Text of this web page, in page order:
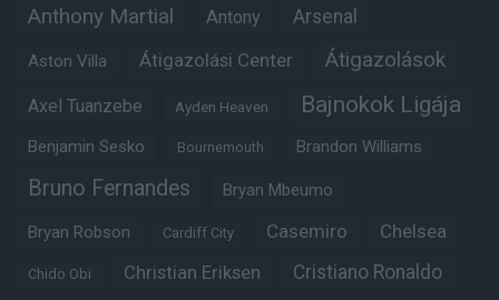
Anthony Martial Antony Arsenal
Aston Villa Átigazolási Center Átigazolások
Axel Tuanzebe Ayden Heaven Bajnokok Ligája
Benjamin Sesko Bournemouth Brandon Williams
Bruno Fernandes Bryan Mbeumo
Bryan Robson Cardiff City Casemiro Chelsea
Chido Obi Christian Eriksen Cristiano Ronaldo